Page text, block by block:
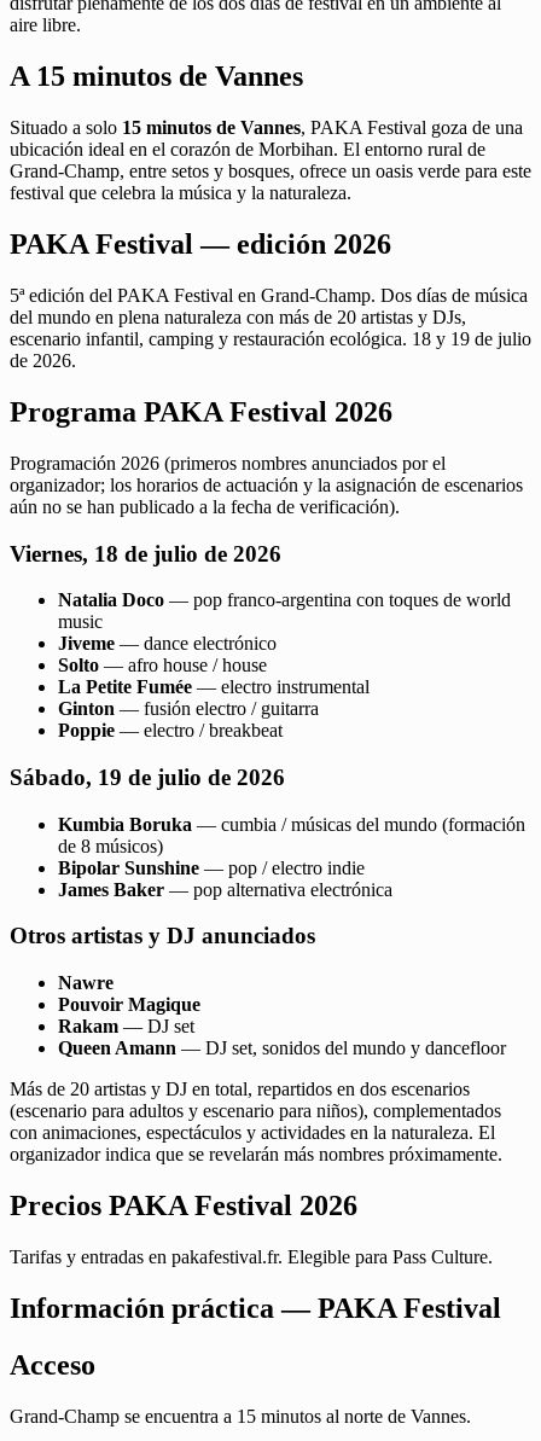
aire libre.
A 15 minutos de Vannes
Situado a solo 15 minutos de Vannes, PAKA Festival goza de una
ubicación ideal en el corazón de Morbihan. El entorno rural de
Grand-Champ, entre setos y bosques, ofrece un oasis verde para este
festival que celebra la música y la naturaleza.
PAKA Festival — edición 2026
5ª edición del PAKA Festival en Grand-Champ. Dos días de música
del mundo en plena naturaleza con más de 20 artistas y DJs,
escenario infantil, camping y restauración ecológica. 18 y 19 de julio
de 2026.
Programa PAKA Festival 2026
Programación 2026 (primeros nombres anunciados por el
organizador; los horarios de actuación y la asignación de escenarios
aún no se han publicado a la fecha de verificación).
Viernes, 18 de julio de 2026
Natalia Doco — pop franco-argentina con toques de world
music
Jiveme — dance electrónico
Solto — afro house / house
La Petite Fumée — electro instrumental
Ginton — fusión electro / guitarra
Poppie — electro / breakbeat
Sábado, 19 de julio de 2026
Kumbia Boruka — cumbia / músicas del mundo (formación
de 8 músicos)
Bipolar Sunshine — pop / electro indie
James Baker — pop alternativa electrónica
Otros artistas y DJ anunciados
Nawre
Pouvoir Magique
Rakam — DJ set
Queen Amann — DJ set, sonidos del mundo y dancefloor
Más de 20 artistas y DJ en total, repartidos en dos escenarios
(escenario para adultos y escenario para niños), complementados
con animaciones, espectáculos y actividades en la naturaleza. El
organizador indica que se revelarán más nombres próximamente.
Precios PAKA Festival 2026
Tarifas y entradas en pakafestival.fr. Elegible para Pass Culture.
Información práctica — PAKA Festival
Acceso
Grand-Champ se encuentra a 15 minutos al norte de Vannes.